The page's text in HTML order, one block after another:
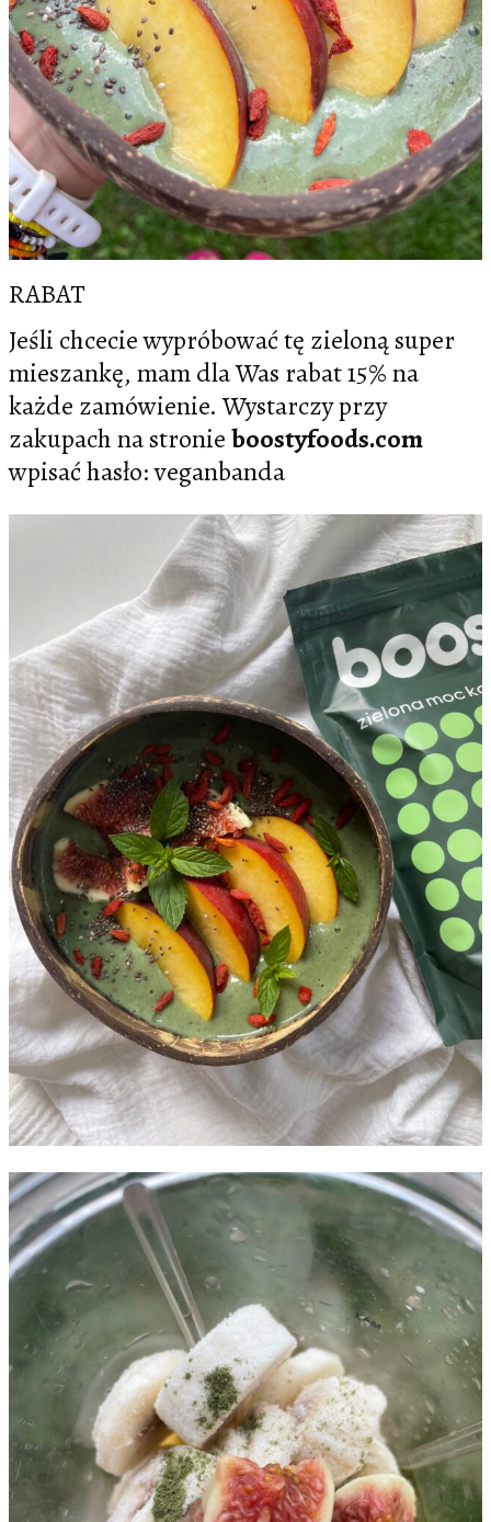
RABAT
Jeśli chcecie wypróbować tę zieloną super
mieszankę, mam dla Was rabat 15% na
każde zamówienie. Wystarczy przy
zakupach na stronieboostyfoods.com
wpisać hasło: veganbanda